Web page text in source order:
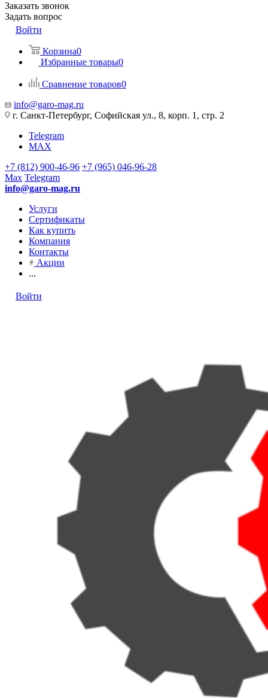
Заказать звонок
Задать вопрос
Войти
Корзина0
Избранные товары0
Сравнение товаров0
info@garo-mag.ru
г. Санкт-Петербург, Софийская ул., 8, корп. 1, стр. 2
Telegram
MAX
+7 (812) 900-46-96 +7 (965) 046-96-28
Max Telegram
info@garo-mag.ru
Услуги
Сертификаты
Как купить
Компания
Контакты
Акции
...
Войти